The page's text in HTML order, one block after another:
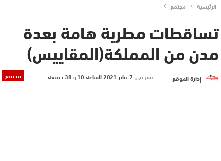
الرئيسية مجتمع
تساقطات مطرية هامة بعدة
مدن من المملكة(المقاييس)
مجتمع إدارة الموقع نشر في 7 يناير 2021 الساعة 10 و 38 دقيقة